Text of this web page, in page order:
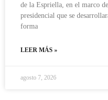
de la Espriella, en el marco
presidencial que se
forma
LEER MÁS »
agosto 7, 2026